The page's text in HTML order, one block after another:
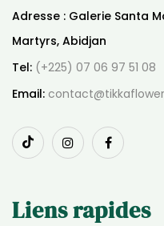
Adresse : Galerie Santa
Martyrs, Abidjan
Tel: (+225) 07 06 97 51 08
Email:
Liens rapides